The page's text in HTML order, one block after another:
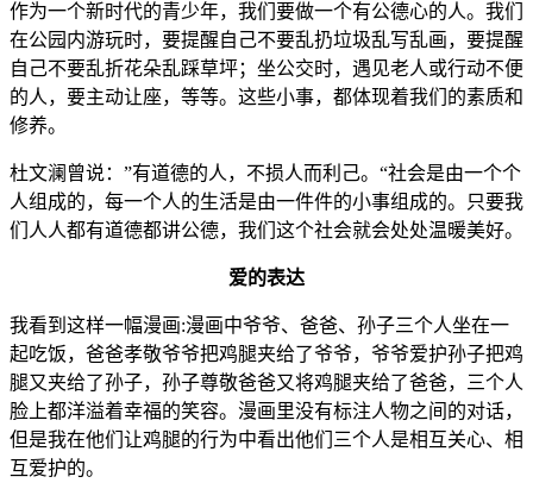
作为一个新时代的青少年，我们要做一个有公德心的人。我们
在公园内游玩时，要提醒自己不要乱扔垃圾乱写乱画，要提醒
自己不要乱折花朵乱踩草坪；坐公交时，遇见老人或行动不便
的人，要主动让座，等等。这些小事，都体现着我们的素质和
修养。
杜文澜曾说：”有道德的人，不损人而利己。“社会是由一个个
人组成的，每一个人的生活是由一件件的小事组成的。只要我
们人人都有道德都讲公德，我们这个社会就会处处温暖美好。
爱的表达
我看到这样一幅漫画:漫画中爷爷、爸爸、孙子三个人坐在一
起吃饭，爸爸孝敬爷爷把鸡腿夹给了爷爷，爷爷爱护孙子把鸡
腿又夹给了孙子，孙子尊敬爸爸又将鸡腿夹给了爸爸，三个人
脸上都洋溢着幸福的笑容。漫画里没有标注人物之间的对话，
但是我在他们让鸡腿的行为中看出他们三个人是相互关心、相
互爱护的。